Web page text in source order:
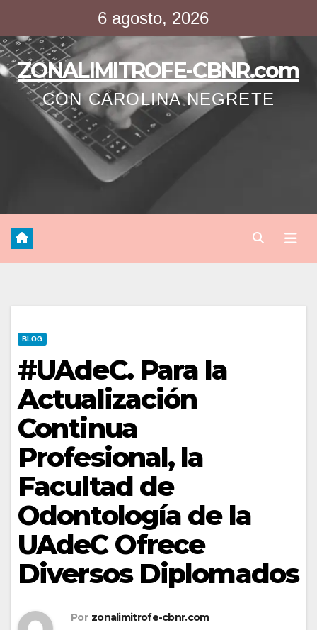
contenido
6 agosto, 2026
ZONALIMITROFE-CBNR.com
CON CAROLINA NEGRETE
BLOG
#UAdeC. Para la
Actualización
Continua
Profesional, la
Facultad de
Odontología de la
UAdeC Ofrece
Diversos Diplomados
Por zonalimitrofe-cbnr.com